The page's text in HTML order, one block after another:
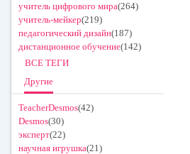
учитель цифрового мира(264)
учитель-мейкер(219)
педагогический дизайн(187)
дистанционное обучение(142)
ВСЕ ТЕГИ
Другие
TeacherDesmos(42)
Desmos(30)
эксперт(22)
научная игрушка(21)